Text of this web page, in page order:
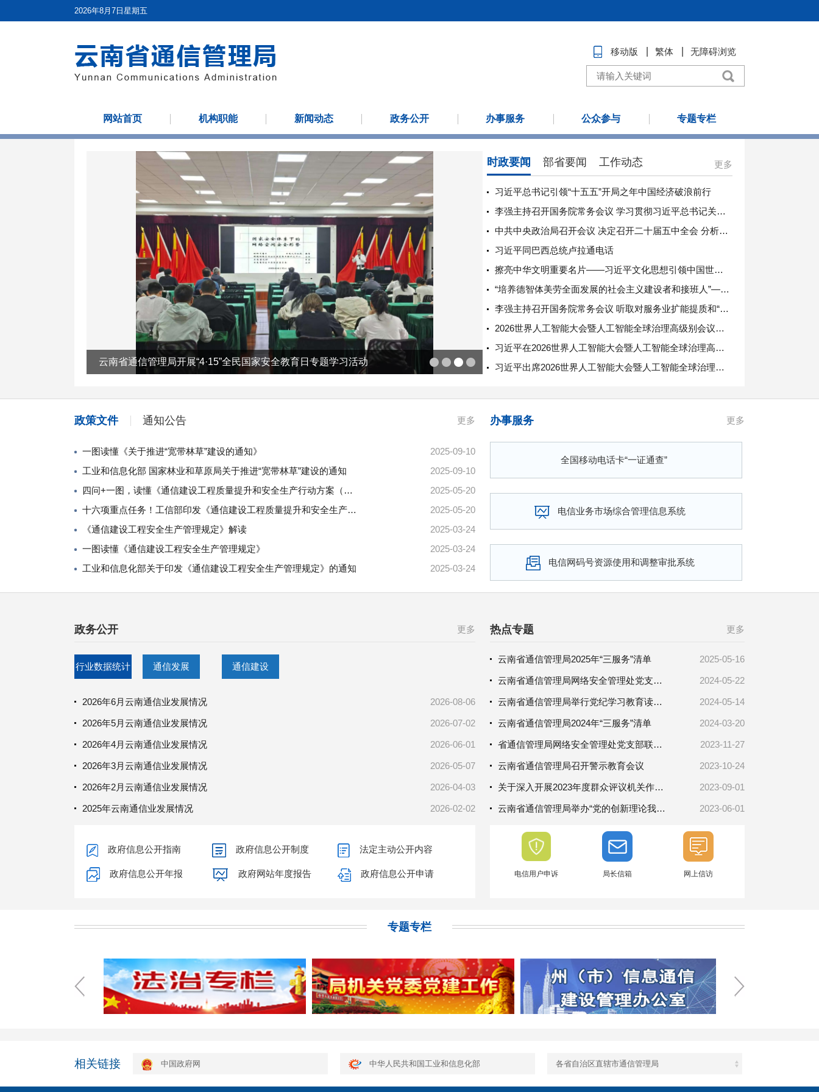
2026年8月7日星期五
移动版 繁体 无障碍浏览
网站首页 机构职能 新闻动态 政务公开 办事服务 公众参与 专题专栏
云南省通信管理局开展“4·15”全民国家安全教育日专题学习活动
时政要闻 部省要闻 工作动态 更多
习近平总书记引领“十五五”开局之年中国经济破浪前行
李强主持召开国务院常务会议 学习贯彻习近平总书记关于上半年经济形势和做好下半年经济工作的重要讲话精神
中共中央政治局召开会议 决定召开二十届五中全会 分析研究当前经济形势和经济工作中共中央总书记习近平主持会议
习近平同巴西总统卢拉通电话
擦亮中华文明重要名片——习近平文化思想引领中国世界遗产申报保护工作壮阔实践
“培养德智体美劳全面发展的社会主义建设者和接班人”——习近平总书记的重要论述指引基础教育改革发展开创新局面
李强主持召开国务院常务会议 听取对服务业扩能提质和“六张网”规划建设督查情况汇报等
2026世界人工智能大会暨人工智能全球治理高级别会议主席声明（全文）
习近平在2026世界人工智能大会暨人工智能全球治理高级别会议开幕式上的主旨讲话（全文）
习近平出席2026世界人工智能大会暨人工智能全球治理高级别会议开幕式并发表主旨讲话
政策文件 通知公告 更多
一图读懂《关于推进“宽带林草”建设的通知》
2025-09-10
工业和信息化部 国家林业和草原局关于推进“宽带林草”建设的通知
2025-09-10
四问+一图，读懂《通信建设工程质量提升和安全生产行动方案（2025—...
2025-05-20
十六项重点任务！工信部印发《通信建设工程质量提升和安全生产行动方案（...
2025-05-20
《通信建设工程安全生产管理规定》解读
2025-03-24
一图读懂《通信建设工程安全生产管理规定》
2025-03-24
工业和信息化部关于印发《通信建设工程安全生产管理规定》的通知
2025-03-24
办事服务 更多
全国移动电话卡“一证通查”
电信业务市场综合管理信息系统
电信网码号资源使用和调整审批系统
政务公开 更多
行业数据统计 通信发展 通信建设
2026年6月云南通信业发展情况 2026-08-06
2026年5月云南通信业发展情况 2026-07-02
2026年4月云南通信业发展情况 2026-06-01
2026年3月云南通信业发展情况 2026-05-07
2026年2月云南通信业发展情况 2026-04-03
2025年云南通信业发展情况 2026-02-02
政府信息公开指南 政府信息公开制度 法定主动公开内容
政府信息公开年报 政府网站年度报告 政府信息公开申请
热点专题 更多
云南省通信管理局2025年“三服务”清单 2025-05-16
云南省通信管理局网络安全管理处党支部、政策法规处党支部组织开展“织网强安，守纪合规，赋能发展”主题党日暨党建共建活动 2024-05-22
云南省通信管理局举行党纪学习教育读书班结业式暨党组书记纪律党课汇报会 2024-05-14
云南省通信管理局2024年“三服务”清单 2024-03-20
省通信管理局网络安全管理处党支部联合省消防救援总队新闻宣传处党支部开展“观百年辉煌，筑消防安全”主题党日暨党建共建活动 2023-11-27
云南省通信管理局召开警示教育会议 2023-10-24
关于深入开展2023年度群众评议机关作风活动的公告 2023-09-01
云南省通信管理局举办“党的创新理论我来讲”理论宣讲暨“红土地之歌”演讲比赛 2023-06-01
电信用户申诉 局长信箱 网上信访
专题专栏
相关链接 中国政府网 中华人民共和国工业和信息化部 各省自治区直辖市通信管理局